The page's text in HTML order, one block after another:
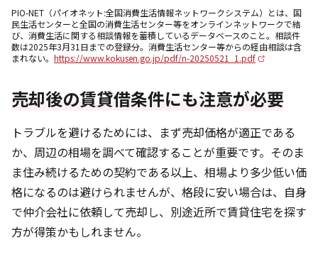
PIO-NET（パイオネット:全国消費生活情報ネットワークシステム）とは、国
民生活センターと全国の消費生活センター等をオンラインネットワークで結
び、消費生活に関する相談情報を蓄積しているデータベースのこと。相談件
数は2025年3月31日までの登録分。消費生活センター等からの経由相談は含
まれない。 https://www.kokusen.go.jp/pdf/n-20250521_1.pdf
売却後の賃貸借条件にも注意が必要
トラブルを避けるためには、まず売却価格が適正である
か、周辺の相場を調べて確認することが重要です。そのま
ま住み続けるための契約である以上、相場より多少低い価
格になるのは避けられませんが、格段に安い場合は、自身
で仲介会社に依頼して売却し、別途近所で賃貸住宅を探す
方が得策かもしれません。